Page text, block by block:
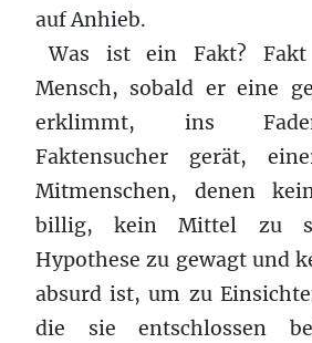
auf Anhieb.
Was ist ein Fakt?
Mensch, sobald er eine
erklimmt, ins
Faktensucher gerät,
Mitmenschen, denen
billig, kein Mittel zu
Hypothese zu gewagt und
absurd ist, um zu
die sie entschlossen